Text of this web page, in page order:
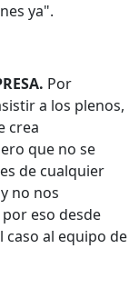
ya".
Por
a los plenos,
crea
que no se
de cualquier
no nos
eso desde
caso al equipo de